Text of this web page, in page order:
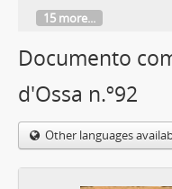
15 more...
Documento
d'Ossa n.º92
Other languages